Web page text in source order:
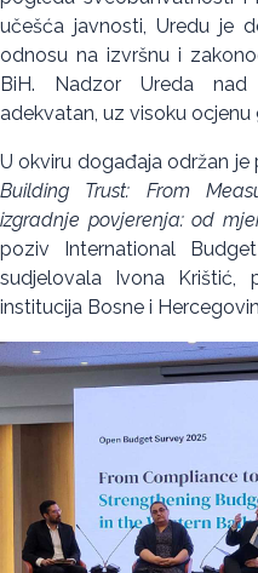
učešća javnosti, Uredu je
odnosu na izvršnu i
BiH. Nadzor Ureda
adekvatan, uz visoku
U okviru događaja održan
Building Trust: From
izgradnje povjerenja: od
poziv International
sudjelovala Ivona Krištić,
institucija Bosne i